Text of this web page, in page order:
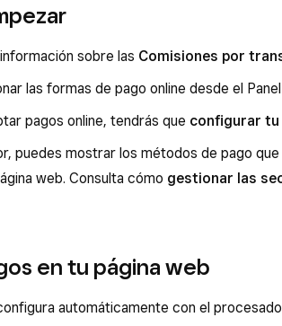
sobre las Comisiones por
las formas de pago online desde el
pagos online, tendrás que configurar tu
puedes mostrar los métodos de pago
web. Consulta cómo gestionar las
en tu página web
automáticamente con el